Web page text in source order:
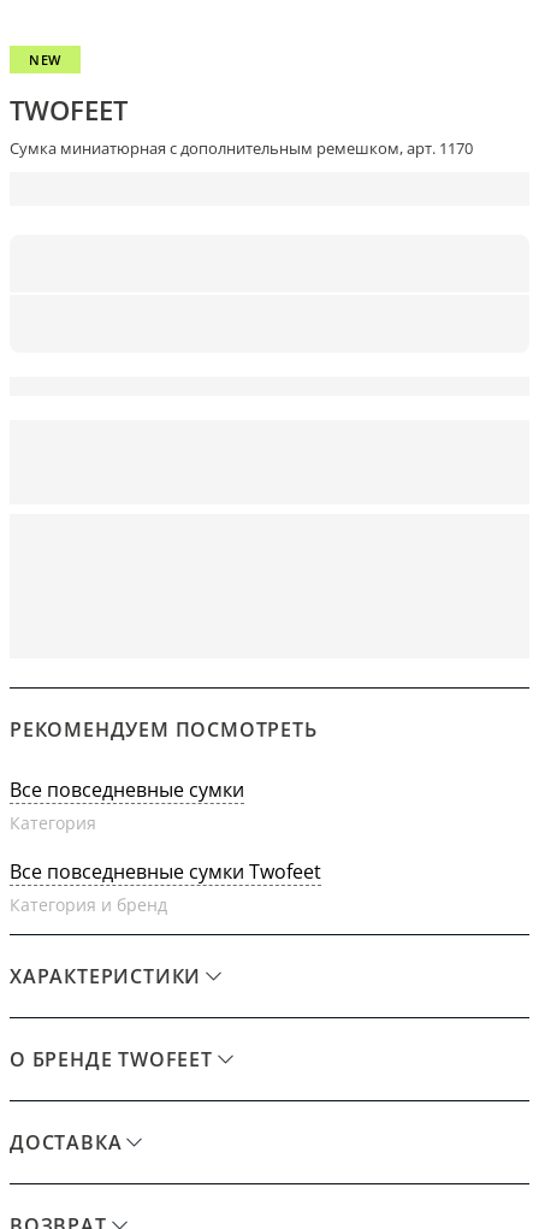
NEW
TWOFEET
Сумка миниатюрная с дополнительным ремешком, арт. 1170
РЕКОМЕНДУЕМ ПОСМОТРЕТЬ
Все повседневные сумки
Категория
Все повседневные сумки Twofeet
Категория и бренд
ХАРАКТЕРИСТИКИ
О БРЕНДЕ TWOFEET
ДОСТАВКА